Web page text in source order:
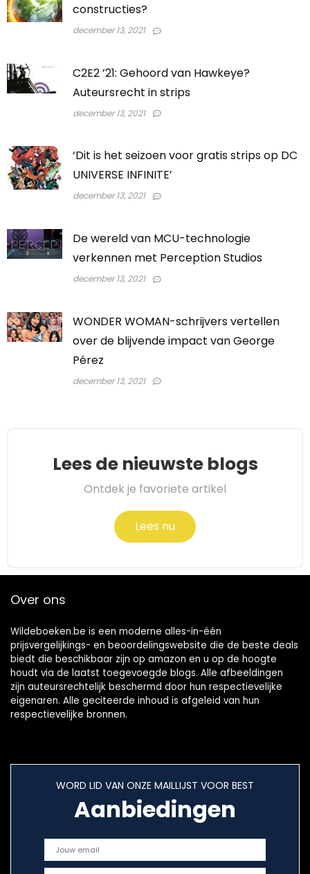
constructies?
december 13, 2021
C2E2 ’21: Gehoord van Hawkeye?
Auteursrecht in strips
december 13, 2021
‘Dit is het seizoen voor gratis strips op DC
UNIVERSE INFINITE’
december 13, 2021
De wereld van MCU-technologie
verkennen met Perception Studios
december 13, 2021
WONDER WOMAN-schrijvers vertellen
over de blijvende impact van George
Pérez
december 13, 2021
Lees de nieuwste blogs
Ontdek je favoriete artikel
Lees nu
Over ons
Wildeboeken.be is een moderne alles-in-één
prijsvergelijkings- en beoordelingswebsite die de beste deals
biedt die beschikbaar zijn op amazon en u op de hoogte
houdt via de laatst toegevoegde blogs. Alle afbeeldingen
zijn auteursrechtelijk beschermd door hun respectievelijke
eigenaren. Alle geciteerde inhoud is afgeleid van hun
respectievelijke bronnen.
WORD LID VAN ONZE MAILLIJST VOOR BEST
Aanbiedingen